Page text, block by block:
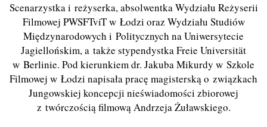
Scenarzystka i reżyserka, absolwentka Wydziału Reżyserii
Filmowej PWSFTviT w Łodzi oraz Wydziału Studiów
Międzynarodowych i Politycznych na Uniwersytecie
Jagiellońskim, a także stypendystka Freie Universität
w Berlinie. Pod kierunkiem dr. Jakuba Mikurdy w Szkole
Filmowej w Łodzi napisała pracę magisterską o związkach
Jungowskiej koncepcji nieświadomości zbiorowej
z twórczością filmową Andrzeja Żuławskiego.